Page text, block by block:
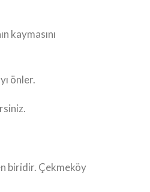
kaymasını
önler.
biridir. Çekmeköy